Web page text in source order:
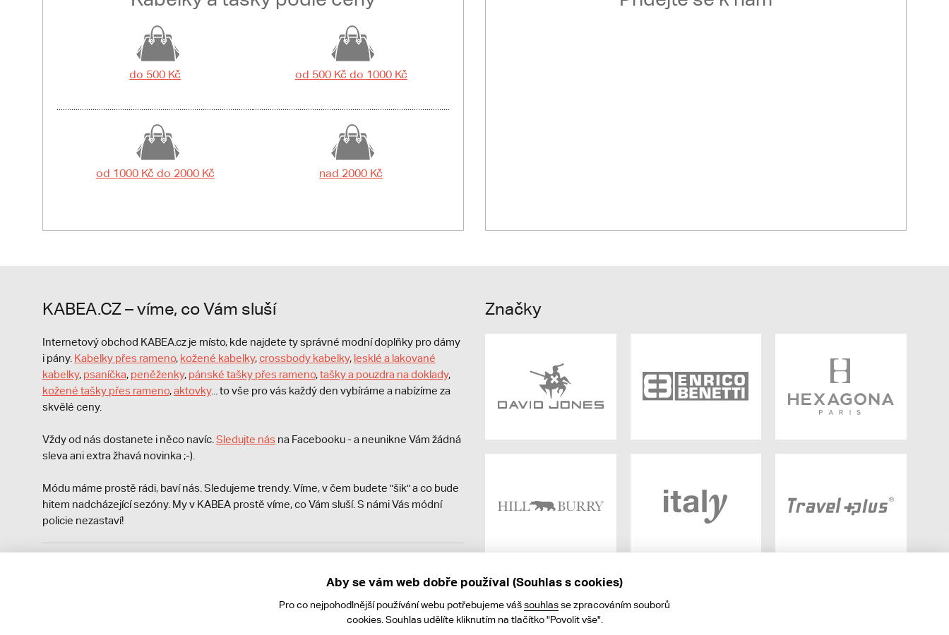
do 500 Kč od 500 Kč do 1000 Kč
od 1000 Kč do 2000 Kč nad 2000 Kč
KABEA.CZ – víme, co Vám sluší
Internetový obchod KABEA.cz je místo, kde najdete ty správné modní doplňky pro dámy
i pány. Kabelky přes rameno, kožené kabelky,crossbody kabelky, lesklé a lakované
kabelky, psaníčka, peněženky, pánské tašky přes rameno,tašky a pouzdra na doklady,
kožené tašky přes rameno,aktovky... to vše pro vás každý den vybíráme a nabízíme za
skvělé ceny.
Vždy od nás dostanete i něco navíc. Sledujte nás na Facebooku - a neunikne Vám žádná
sleva ani extra žhavá novinka ;-).
Módu máme prostě rádi, baví nás. Sledujeme trendy. Víme, v čem budete "šik" a co bude
hitem nadcházející sezóny. My v KABEA prostě víme, co Vám sluší. S námi Vás módní
policie nezastaví!
Zároveň je povinen zaevidovat přijatou tržbu u správce daně online; v případě
Značky
Aby se vám web dobře používal (Souhlas s cookies)
Pro co nejpohodlnější používání webu potřebujeme vášsouhlasse zpracováním souborů
cookies. Souhlas udělíte kliknutím na tlačítko "Povolit vše".